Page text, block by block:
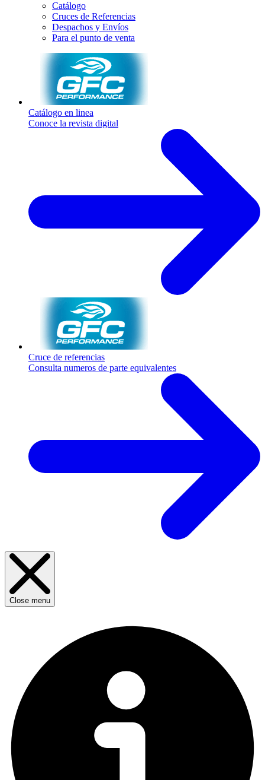
Catálogo
Cruces de Referencias
Despachos y Envíos
Para el punto de venta
Catálogo en linea
Conoce la revista digital
Cruce de referencias
Consulta numeros de parte equivalentes
Close menu